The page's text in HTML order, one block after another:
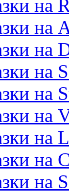
на
на
на
на
на
на
на
на
на